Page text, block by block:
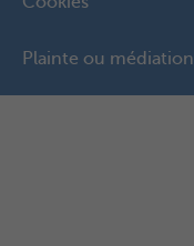
Plainte ou médiation